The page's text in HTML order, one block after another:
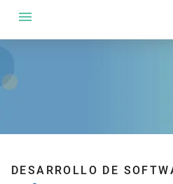
DESARROLLO DE